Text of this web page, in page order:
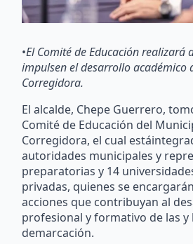
•El Comité de Educación realizará
impulsen el desarrollo académico
Corregidora.
El alcalde, Chepe Guerrero,
Comité de Educación del
Corregidora, el cual
autoridades municipales y
preparatorias y 14
privadas, quienes se
acciones que contribuyan al
profesional y formativo de las y
demarcación.